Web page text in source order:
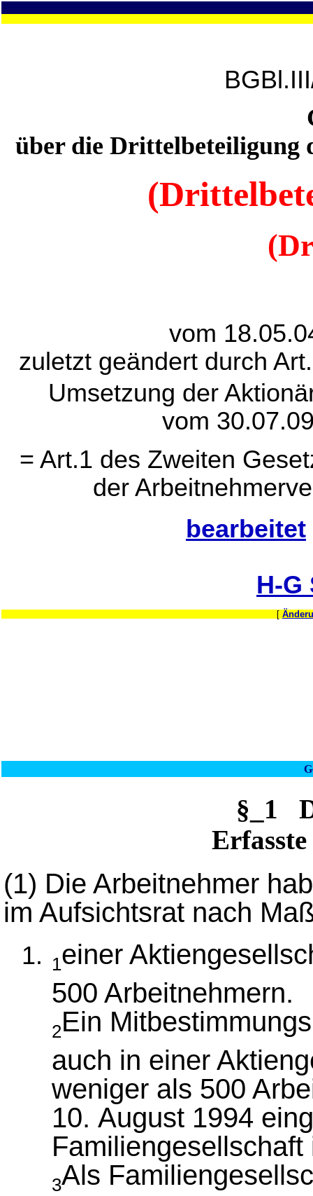
über die Drittelbeteiligung
vom
zuletzt geändert durch
Umsetzung der
vom
= Art.1 des Zweiten
der
bearbeitet
H-G
[
§_1
(1) Die Arbeitnehmer
im Aufsichtsrat nach
1einer
500 Arbeitnehmern.
2Ein
auch in einer
weniger als 500
10. August 1994
Familiengesellschaft
3Als